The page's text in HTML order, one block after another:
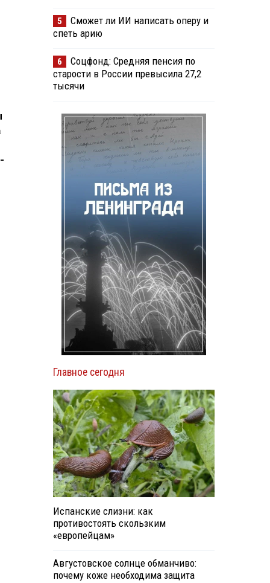
5
Сможет ли ИИ написать оперу и
спеть арию
6
Соцфонд: Средняя пенсия по
старости в России превысила 27,2
тысячи
Главное сегодня
Испанские слизни: как
противостоять скользким
«европейцам»
Августовское солнце обманчиво:
почему коже необходима защита